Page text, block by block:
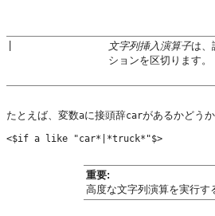
文字列挿入演算子は、
ションを区切ります。
たとえば、変数aに接頭辞carがあるかどう
重要:
高度な文字列演算を実行す